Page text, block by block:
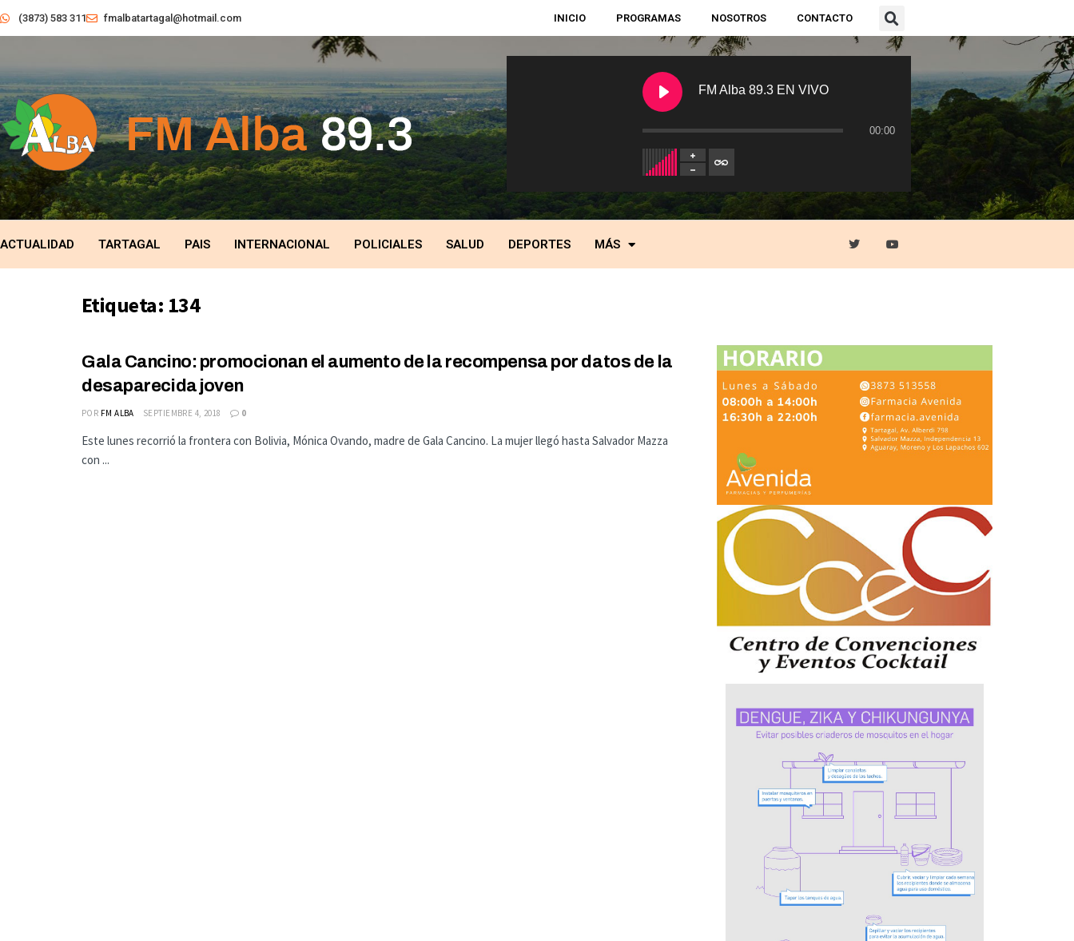
(3873) 583 311 fmalbatartagal@hotmail.com INICIO PROGRAMAS NOSOTROS CONTACTO
FM Alba 89.3 EN VIVO
00:00
ACTUALIDAD TARTAGAL PAIS INTERNACIONAL POLICIALES SALUD DEPORTES MÁS
Etiqueta: 134
Gala Cancino: promocionan el aumento de la recompensa por datos de la
desaparecida joven
POR FM ALBA SEPTIEMBRE 4, 2018 0
Este lunes recorrió la frontera con Bolivia, Mónica Ovando, madre de Gala Cancino. La mujer llegó hasta Salvador Mazza
con ...